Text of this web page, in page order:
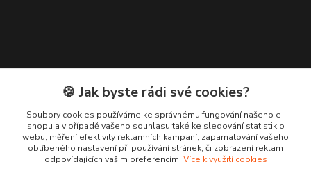
Kontakty
+420 776 619 833
m.francova@maka-design.cz
🍪 Jak byste rádi své cookies?
Soubory cookies používáme ke správnému fungování našeho e-
shopu a v případě vašeho souhlasu také ke sledování statistik o
webu, měření efektivity reklamních kampaní, zapamatování vašeho
oblíbeného nastavení při používání stránek, či zobrazení reklam
odpovídajících vašim preferencím. Více k využití cookies